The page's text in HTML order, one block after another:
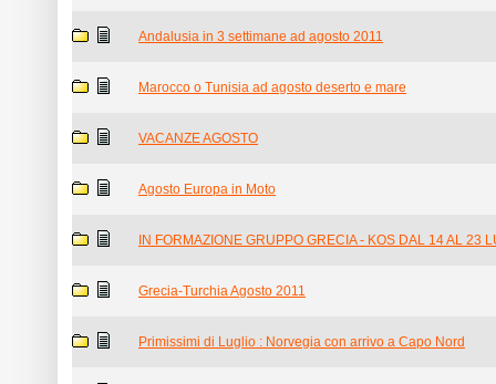
Andalusia in 3 settimane ad agosto 2011
Marocco o Tunisia ad agosto deserto e mare
VACANZE AGOSTO
Agosto Europa in Moto
IN FORMAZIONE GRUPPO GRECIA - KOS DAL 14 AL 23
Grecia-Turchia Agosto 2011
Primissimi di Luglio : Norvegia con arrivo a Capo Nord